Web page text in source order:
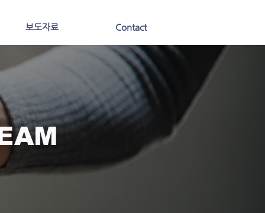
보도자료 Contact